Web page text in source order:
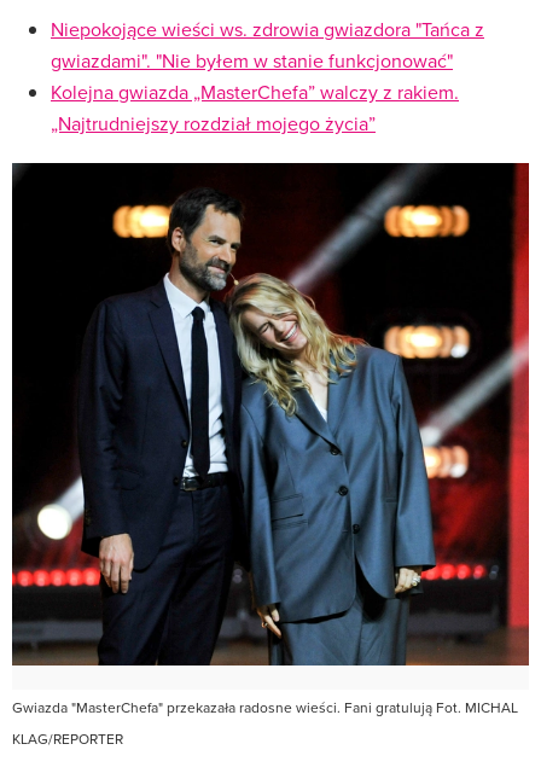
Niepokojące wieści ws. zdrowia gwiazdora "Tańca z
gwiazdami". "Nie byłem w stanie funkcjonować"
Kolejna gwiazda „MasterChefa” walczy z rakiem.
„Najtrudniejszy rozdział mojego życia”
Gwiazda "MasterChefa" przekazała radosne wieści. Fani gratulują Fot. MICHAL
KLAG/REPORTER